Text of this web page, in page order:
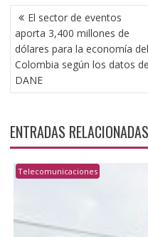
NAVEGACIÓN
DE
ENTRADAS
El sector de eventos
aporta 3,400 millones de
dólares para la economía del
Colombia según los datos
DANE
ENTRADAS RELACIONADAS
Telecomunicaciones